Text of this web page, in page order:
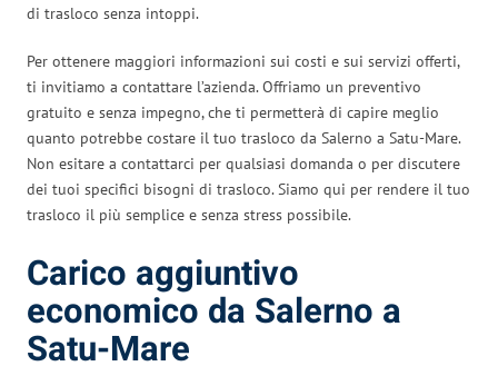
di trasloco senza intoppi.
Per ottenere maggiori informazioni sui costi e sui servizi offerti,
ti invitiamo a contattare l’azienda. Offriamo un preventivo
gratuito e senza impegno, che ti permetterà di capire meglio
quanto potrebbe costare il tuo trasloco da Salerno a Satu-Mare.
Non esitare a contattarci per qualsiasi domanda o per discutere
dei tuoi specifici bisogni di trasloco. Siamo qui per rendere il tuo
trasloco il più semplice e senza stress possibile.
Carico aggiuntivo
economico da Salerno a
Satu-Mare